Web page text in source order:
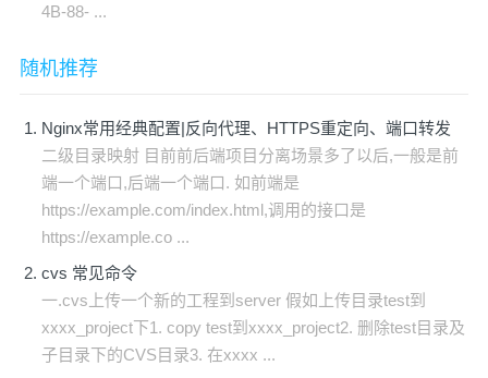
4B-88- ...
随机推荐
Nginx常用经典配置|反向代理、HTTPS重定向、端口转发
二级目录映射 目前前后端项目分离场景多了以后,一般是前
端一个端口,后端一个端口. 如前端是
https://example.com/index.html,调用的接口是
https://example.co ...
cvs 常见命令
一.cvs上传一个新的工程到server 假如上传目录test到
xxxx_project下1. copy test到xxxx_project2. 删除test目录及
子目录下的CVS目录3. 在xxxx ...